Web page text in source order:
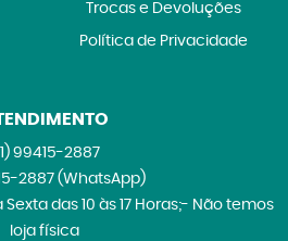
Trocas e Devoluções
Política de Privacidade
99415-2887
2887 (WhatsApp)
das 10 às 17 Horas;- Não temos
loja física